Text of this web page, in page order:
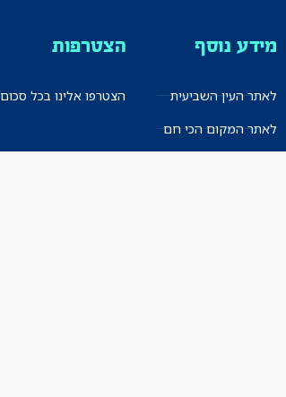
מידע נוסף
לאתר העין השביעית
לאתר המקום הכי חם
הצטרפות
הצטרפו אלינו בכל סכום